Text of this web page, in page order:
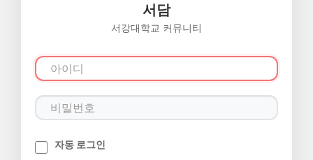
서담
서강대학교 커뮤니티
자동 로그인